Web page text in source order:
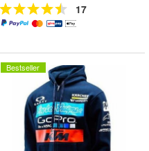
17
Bestseller